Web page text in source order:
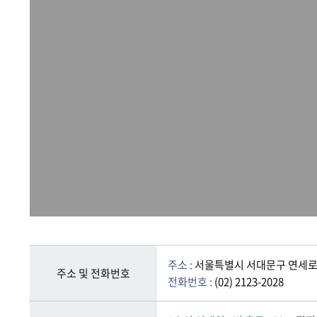
주소 및 전화번호
주소 : 서울특별시 서대문구 연세
전화번호 : (02) 2123-2028